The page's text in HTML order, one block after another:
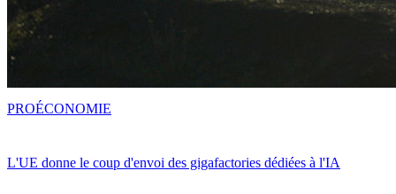
L'UE donne le coup d'envoi des gigafactories dédiées à l'IA
PROÉCONOMIE